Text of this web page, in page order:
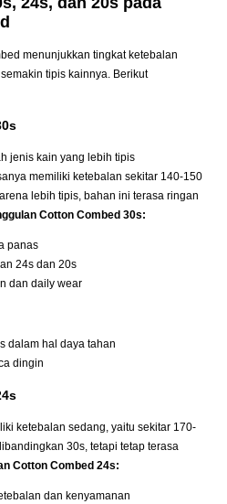
menunjukkan tingkat ketebalan
tipis kainnya. Berikut
jenis kain yang lebih tipis
memiliki ketebalan sekitar 140-150
lebih tipis, bahan ini terasa ringan
Cotton Combed 30s:
panas
24s dan 20s
dan daily wear
dalam hal daya tahan
dingin
ketebalan sedang, yaitu sekitar 170-
30s, tetapi tetap terasa
Cotton Combed 24s:
dan kenyamanan